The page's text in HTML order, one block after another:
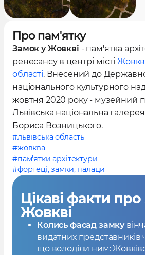
Про пам'ятку
Замок у Жовкві - пам'ятка
ренесансу в центрі місті
області. Внесений до
національного культурного
жовтня 2020 року - музейний
Львівська національна
Бориса Возницького.
#львівська область
#жовква
#пам'ятки архітектури
#фортеці, замки, палаци
Цікаві факти про
Жовкві
Колись фасад замку
видатних представників
що володіли ним: